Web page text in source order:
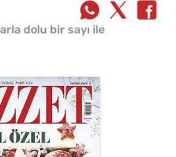
dolu bir sayı ile